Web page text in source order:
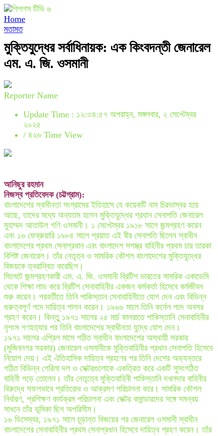
Home
মতামত
মুক্তিযুদ্ধের সর্বাধিনায়ক: এক কিংবদন্তী জেনারেল
এম. এ. জি. ওসমানী
Reporter Name
Update Time : ১২:৩৪:৫৭ অপরাহ্ন, মঙ্গলবার, ২ সেপ্টেম্বর
২০২৫
/ ৪২৬ Time View
আনিছুর রহমান
নিজস্ব প্রতিবেদক (চট্টগ্রাম):
বাংলাদেশের স্বাধীনতা সংগ্রামের ইতিহাসে যে কয়েকটি নাম চিরভাস্বর হয়ে
আছে, তাদের মধ্যে অন্যতম হলেন মুক্তিযুদ্ধের প্রধান সেনাপতি জেনারেল
মুহাম্মদ আতাউল গণি ওসমানী। ১ সেপ্টেম্বর ১৯১৮ সালে জন্মগ্রহণ করেন
এবং ১৬ ফেব্রুয়ারি ১৯৮৪ সালে প্রয়াত এই বীর সেনাপতি ছিলেন স্বাধীন
বাংলাদেশের প্রথম সেনাপ্রধান এবং বাংলাদেশ সশস্ত্র বাহিনীর প্রথম চার তারকা
বিশিষ্ট জেনারেল। তাঁর নেতৃত্ব ও সামরিক কৌশল বাংলাদেশের মুক্তিযুদ্ধের
বিজয়কে ত্বরান্বিত করেছিল।
সিলেটে জন্মগ্রহণকারী এম. এ. জি. ওসমানী ব্রিটিশ ভারতের সামরিক একাডেমি
থেকে শিক্ষা লাভ করে ব্রিটিশ সেনাবাহিনীর একজন কর্মকর্তা হিসেবে কর্মজীবন
শুরু করেন। পরবর্তীতে তিনি পাকিস্তান সেনাবাহিনীতে যোগ দেন এবং বিভিন্ন
গুরুত্বপূর্ণ পদে দায়িত্ব পালন করেন। ১৯৬৬ সালে তিনি কর্নেল পদে অবসর
গ্রহণ করেন। কিন্তু ১৯৭১ সালের ২৫ মার্চ কালরাতে পাকিস্তানি সেনাবাহিনীর
নৃশংস গণহত্যার পর তিনি বাংলাদেশের স্বাধীনতা যুদ্ধে যোগ দেন।
১৯৭১ সালের এপ্রিল মাসে গঠিত স্বাধীন বাংলাদেশের অস্থায়ী সরকার
(মুজিবনগর সরকার) জেনারেল ওসমানীকে মুক্তিবাহিনীর প্রধান সেনাপতি হিসেবে
নিয়োগ দেয়। এই ঐতিহাসিক দায়িত্ব গ্রহণের পর তিনি দেশের অভ্যন্তরে
গঠিত বিভিন্ন গেরিলা দল ও সেক্টরগুলোকে একত্রিত করে একটি সুসংগঠিত
বাহিনী গড়ে তোলেন। তাঁর নেতৃত্বে মুক্তিবাহিনী পাকিস্তানি দখলদার বাহিনীর
বিরুদ্ধে সফলভাবে প্রতিরোধ ও আক্রমণ পরিচালনা করে। সামরিক কৌশল
নির্ধারণ, প্রশিক্ষণ কার্যক্রম পরিচালনা এবং সেক্টর কমান্ডারদের সঙ্গে সমন্বয়
সাধনে তাঁর ভূমিকা ছিল অপরিসীম।
১৬ ডিসেম্বর, ১৯৭১ সালে চূড়ান্ত বিজয়ের পর জেনারেল ওসমানী স্বাধীন
বাংলাদেশের সেনাবাহিনীর প্রথম সেনাপ্রধান হিসেবে দায়িত্ব গ্রহণ করেন। তাঁর